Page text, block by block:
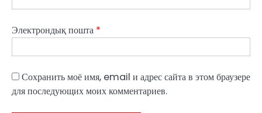
Электрондық пошта *
Сохранить моё имя, email и адрес сайта в этом браузере
для последующих моих комментариев.